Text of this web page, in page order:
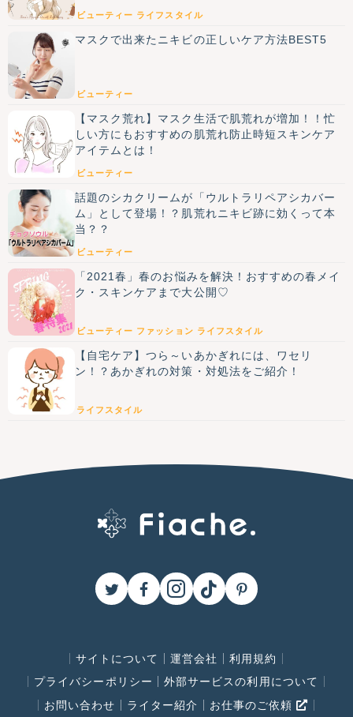
ビューティー ライフスタイル
マスクで出来たニキビの正しいケア方法BEST5
ビューティー
【マスク荒れ】マスク生活で肌荒れが増加！！忙
しい方にもおすすめの肌荒れ防止時短スキンケア
アイテムとは！
ビューティー
話題のシカクリームが「ウルトラリペアシカバー
ム」として登場！？肌荒れニキビ跡に効くって本
当？？
ビューティー
「2021春」春のお悩みを解決！おすすめの春メイ
ク・スキンケアまで大公開♡
ビューティー ファッション ライフスタイル
【自宅ケア】つら～いあかぎれには、ワセリ
ン！？あかぎれの対策・対処法をご紹介！
ライフスタイル
サイトについて 運営会社
利用規約
プライバシーポリシー
外部サービスの利用について
お問い合わせ
ライター紹介 お仕事のご依頼